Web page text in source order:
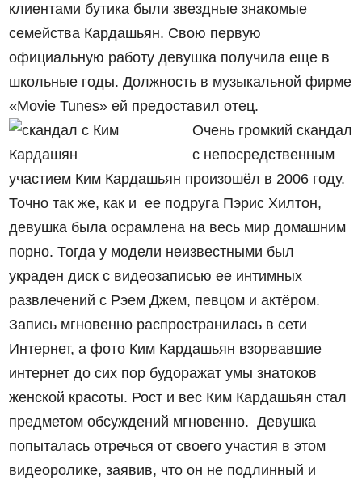
клиентами бутика были звездные знакомые
семейства Кардашьян. Свою первую
официальную работу девушка получила еще в
школьные годы. Должность в музыкальной фирме
«Movie Tunes» ей предоставил отец.
Очень громкий скандал
с непосредственным
участием Ким Кардашьян произошёл в 2006 году.
Точно так же, как и ее подруга Пэрис Хилтон,
девушка была осрамлена на весь мир домашним
порно. Тогда у модели неизвестными был
украден диск с видеозаписью ее интимных
развлечений с Рэем Джем, певцом и актёром.
Запись мгновенно распространилась в сети
Интернет, а фото Ким Кардашьян взорвавшие
интернет до сих пор будоражат умы знатоков
женской красоты. Рост и вес Ким Кардашьян стал
предметом обсуждений мгновенно. Девушка
попыталась отречься от своего участия в этом
видеоролике, заявив, что он не подлинный и